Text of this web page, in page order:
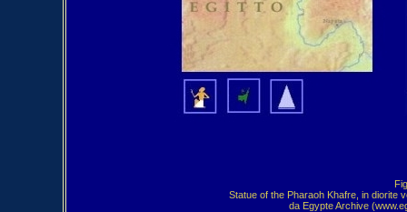
Statue of the Pharaoh Khafre, in diorite
da Egypte Archive